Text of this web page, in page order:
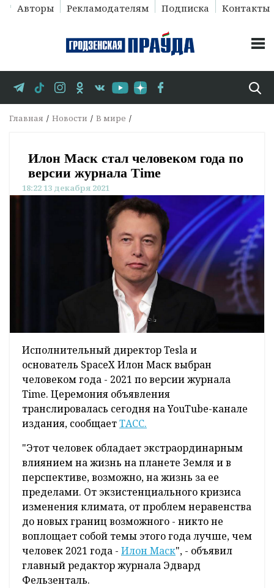
Авторы Рекламодателям Подписка Контакты
Главная Новости В мире
Илон Маск стал человеком года по
версии журнала Time
18:22 13 декабря 2021
Исполнительный директор Tesla и
основатель SpaceX Илон Маск выбран
человеком года - 2021 по версии журнала
Time. Церемония объявления
транслировалась сегодня на YouTube-канале
издания, сообщаетТАСС.
"Этот человек обладает экстраординарным
влиянием на жизнь на планете Земля и в
перспективе, возможно, на жизнь за ее
пределами. От экзистенциального кризиса
изменения климата, от проблем неравенства
до новых границ возможного - никто не
воплощает собой темы этого года лучше, чем
человек 2021 года - Илон Маск", - объявил
главный редактор журнала Эдвард
Фельзенталь.